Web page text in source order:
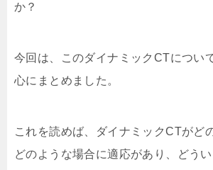
か？
今回は、このダイナミックCTについ
心にまとめました。
これを読めば、ダイナミックCTがど
どのような場合に適応があり、どう